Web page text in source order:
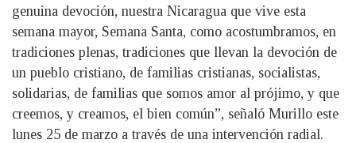
genuina devoción, nuestra Nicaragua que vive esta
semana mayor, Semana Santa, como acostumbramos, en
tradiciones plenas, tradiciones que llevan la devoción de
un pueblo cristiano, de familias cristianas, socialistas,
solidarias, de familias que somos amor al prójimo, y que
creemos, y creamos, el bien común”, señaló Murillo este
lunes 25 de marzo a través de una intervención radial.